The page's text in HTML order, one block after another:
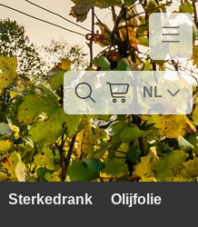
NL
Sterkedrank Olijfolie